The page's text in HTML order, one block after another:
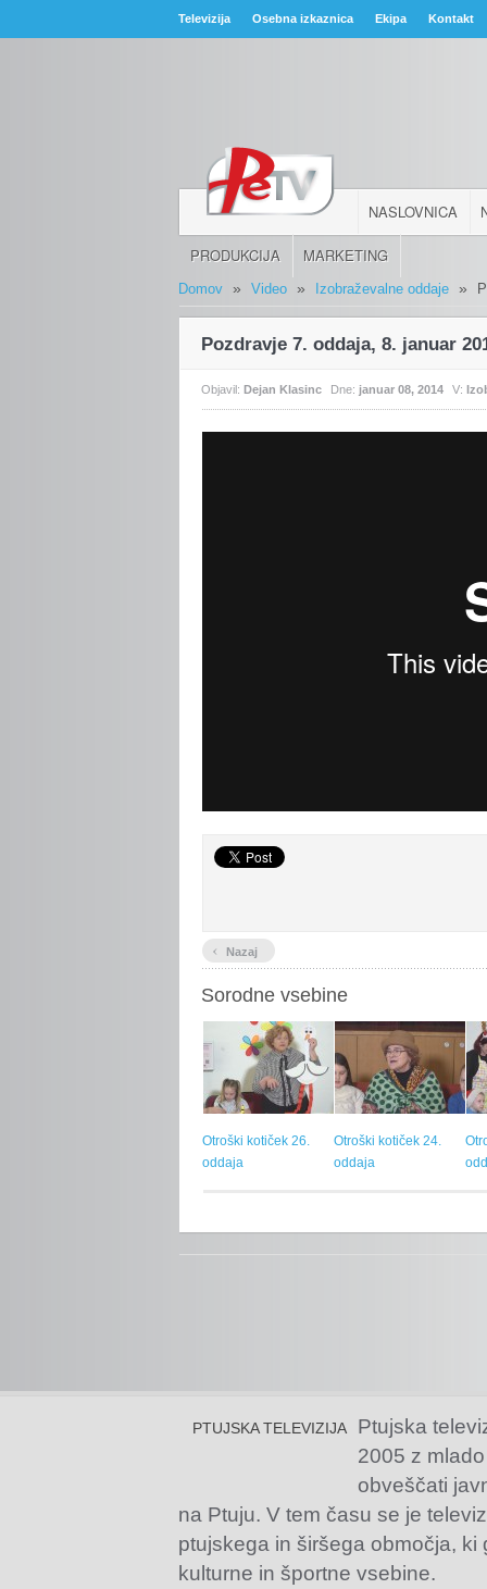
Televizija Osebna izkaznica Ekipa Kontakt
NASLOVNICA
PRODUKCIJA MARKETING
Domov » Video » Izobraževalne oddaje »
Pozdravje 7. oddaja, 8. januar
Objavil:Dejan Klasinc Dne: januar 08, 2014 V:
‹ Nazaj
Sorodne vsebine
Otroški kotiček 26.
oddaja
Otroški kotiček 24.
oddaja
PTUJSKA TELEVIZIJA
Ptujska
2005 z
obveščati
na Ptuju. V tem času se je
ptujskega in širšega območja,
kulturne in športne vsebine.